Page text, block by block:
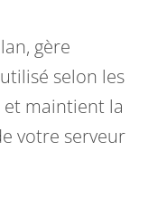
gère
selon les
et maintient la
votre serveur